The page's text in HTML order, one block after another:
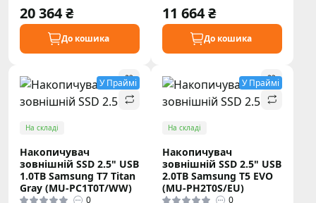
20 364 ₴
До кошика
11 664 ₴
До кошика
У Праймі
На складі
Накопичувач
зовнішній SSD 2.5" USB
1.0TB Samsung T7 Titan
Gray (MU-PC1T0T/WW)
0
У Праймі
На складі
Накопичувач
зовнішній SSD 2.5" USB
2.0TB Samsung T5 EVO
(MU-PH2T0S/EU)
0